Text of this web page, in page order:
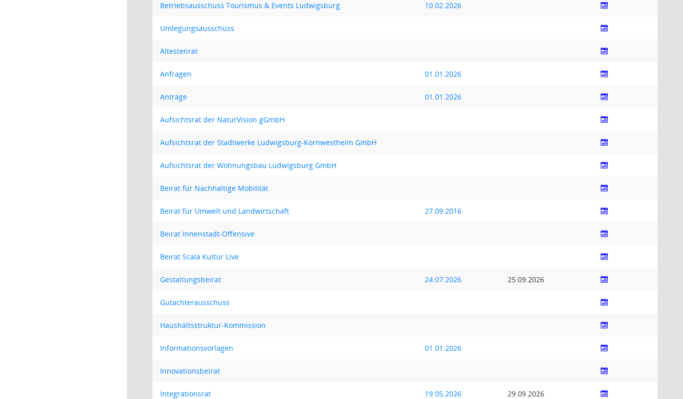
Betriebsausschuss Tourismus & Events Ludwigsburg 10.02.2026
Umlegungsausschuss
Ältestenrat
Anfragen 01.01.2026
Anträge 01.01.2026
Aufsichtsrat der NaturVision gGmbH
Aufsichtsrat der Stadtwerke Ludwigsburg-Kornwestheim GmbH
Aufsichtsrat der Wohnungsbau Ludwigsburg GmbH
Beirat für Nachhaltige Mobilität
Beirat für Umwelt und Landwirtschaft 27.09.2016
Beirat Innenstadt-Offensive
Beirat Scala Kultur Live
Gestaltungsbeirat 24.07.2026 25.09.2026
Gutachterausschuss
Haushaltsstruktur-Kommission
Informationsvorlagen 01.01.2026
Innovationsbeirat
Integrationsrat 19.05.2026 29.09.2026